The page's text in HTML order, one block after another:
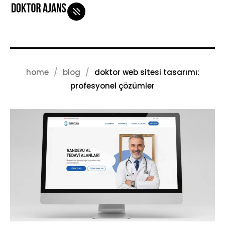
iletişim blog
home blog
doktor web sitesi tasarımı:
profesyonel çözümler